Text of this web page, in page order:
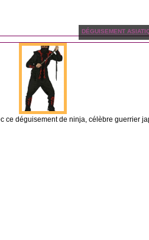
DÉGUISEMENT
ce déguisement de ninja, célèbre guerrier